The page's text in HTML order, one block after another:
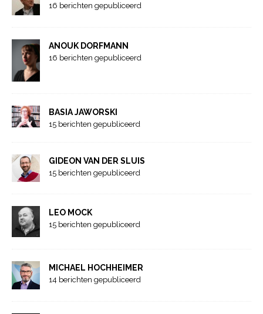
16 berichten gepubliceerd
ANOUK DORFMANN
16 berichten gepubliceerd
BASIA JAWORSKI
15 berichten gepubliceerd
GIDEON VAN DER SLUIS
15 berichten gepubliceerd
LEO MOCK
15 berichten gepubliceerd
MICHAEL HOCHHEIMER
14 berichten gepubliceerd